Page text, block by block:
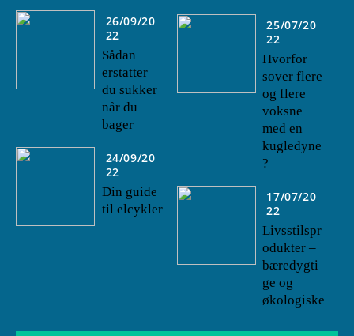
26/09/20
22
Sådan
erstatter
du sukker
når du
bager
24/09/20
22
Din guide
til elcykler
25/07/20
22
Hvorfor
sover flere
og flere
voksne
med en
kugledyne
?
17/07/20
22
Livsstilspr
odukter –
bæredygti
ge og
økologiske